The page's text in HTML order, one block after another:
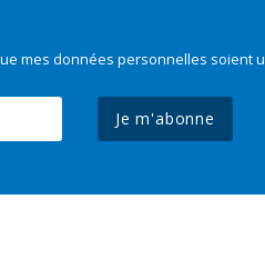
mes données personnelles soient
Je m'abonne